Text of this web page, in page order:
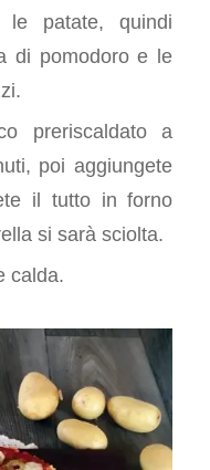
patate, quindi
di pomodoro e le
preriscaldato a
poi aggiungete
il tutto in forno
si sarà sciolta.
calda.